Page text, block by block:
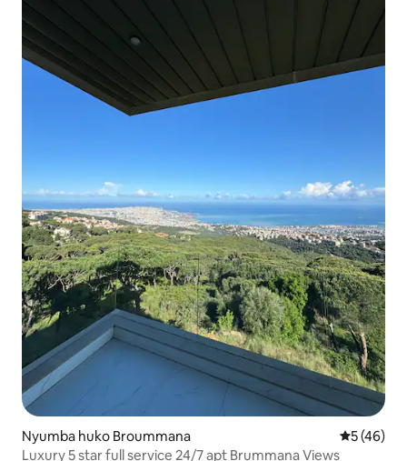
Nyumba huko Broummana Ukadiriaji
5 (46)
Luxury 5 star full service 24/7 apt Brummana Views